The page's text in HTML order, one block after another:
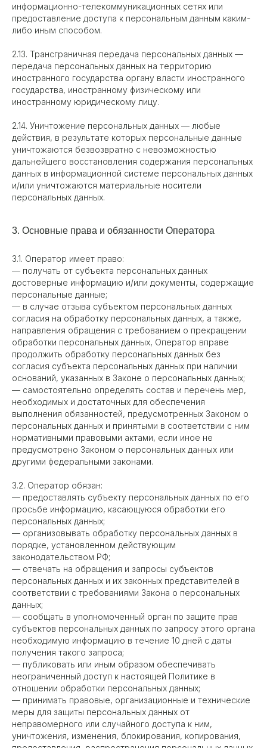
информационно-телекоммуникационных сетях или
предоставление доступа к персональным данным каким-
либо иным способом.
2.13. Трансграничная передача персональных данных —
передача персональных данных на территорию
иностранного государства органу власти иностранного
государства, иностранному физическому или
иностранному юридическому лицу.
2.14. Уничтожение персональных данных — любые
действия, в результате которых персональные данные
уничтожаются безвозвратно с невозможностью
дальнейшего восстановления содержания персональных
данных в информационной системе персональных данных
и/или уничтожаются материальные носители
персональных данных.
3. Основные права и обязанности Оператора
3.1. Оператор имеет право:
— получать от субъекта персональных данных
достоверные информацию и/или документы, содержащие
персональные данные;
— в случае отзыва субъектом персональных данных
согласия на обработку персональных данных, а также,
направления обращения с требованием о прекращении
обработки персональных данных, Оператор вправе
продолжить обработку персональных данных без
согласия субъекта персональных данных при наличии
оснований, указанных в Законе о персональных данных;
— самостоятельно определять состав и перечень мер,
необходимых и достаточных для обеспечения
выполнения обязанностей, предусмотренных Законом о
персональных данных и принятыми в соответствии с ним
нормативными правовыми актами, если иное не
предусмотрено Законом о персональных данных или
другими федеральными законами.
3.2. Оператор обязан:
— предоставлять субъекту персональных данных по его
просьбе информацию, касающуюся обработки его
персональных данных;
— организовывать обработку персональных данных в
порядке, установленном действующим
законодательством РФ;
— отвечать на обращения и запросы субъектов
персональных данных и их законных представителей в
соответствии с требованиями Закона о персональных
данных;
— сообщать в уполномоченный орган по защите прав
субъектов персональных данных по запросу этого органа
необходимую информацию в течение 10 дней с даты
получения такого запроса;
— публиковать или иным образом обеспечивать
неограниченный доступ к настоящей Политике в
отношении обработки персональных данных;
— принимать правовые, организационные и технические
меры для защиты персональных данных от
неправомерного или случайного доступа к ним,
уничтожения, изменения, блокирования, копирования,